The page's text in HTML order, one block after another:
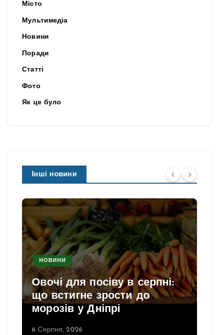
Місто
Мультимедіа
Новини
Поради
Статті
Фото
Як це було
Інші новини
НОВИНИ
Овочі для посіву в серпні:
що встигне зрости до
морозів у Дніпрі
6 Серпня, 2026